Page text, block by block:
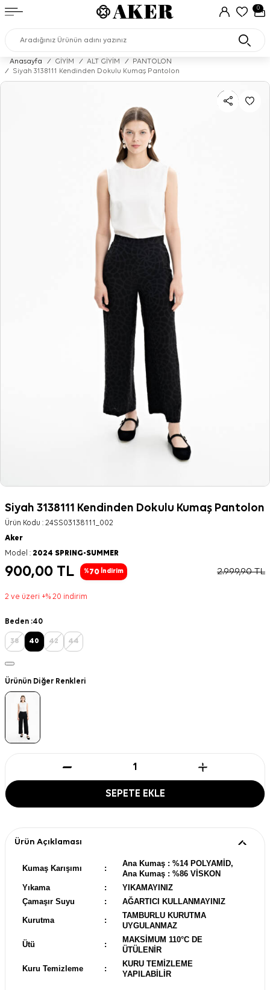
0
Anasayfa / GİYİM / ALT GİYİM /
PANTOLON
/
Siyah 3138111 Kendinden Dokulu Kumaş Pantolon
Siyah 3138111 Kendinden Dokulu Kumaş Pantolon
Ürün Kodu : 24SS03138111_002
Aker
Model : 2024 SPRING-SUMMER
900,00 TL %70 İndirim 2.999,90TL
2 ve üzeri +% 20 indirim
Beden :40
38 40 42 44
Ürünün Diğer Renkleri
SEPETE EKLE
Ürün Açıklaması
Kumaş Karışımı :
Ana Kumaş : %14 POLYAMİD,
Ana Kumaş : %86 VİSKON
Yıkama
:
YIKAMAYINIZ
Çamaşır Suyu
: AĞARTICI KULLANMAYINIZ
Kurutma :
TAMBURLU KURUTMA
UYGULANMAZ
Ütü :
MAKSİMUM 110°C DE
ÜTÜLENİR
Kuru Temizleme :
KURU TEMİZLEME
YAPILABİLİR